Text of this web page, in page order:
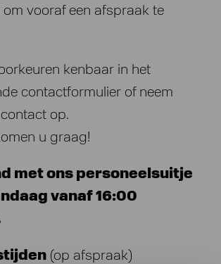
om vooraf een afspraak te
kenbaar in het
contactformulier of neem
op.
u graag!
met ons personeelsuitje
vanaf 16:00
(op afspraak)